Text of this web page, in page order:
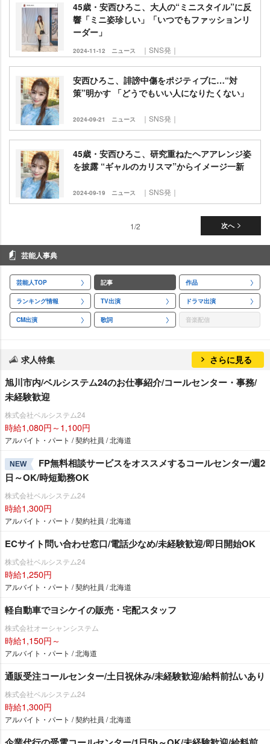
45歳・安西ひろこ、大人の“ミニスタイル”に反
響「ミニ姿珍しい」「いつでもファッションリ
ーダー」
2024-11-12 ニュース ｜SNS発｜
安西ひろこ、誹謗中傷をポジティブに…“対
策”明かす 「どうでもいい人になりたくない」
2024-09-21 ニュース ｜SNS発｜
45歳・安西ひろこ、研究重ねたヘアアレンジ姿
を披露 “ギャルのカリスマ”からイメージ一新
2024-09-19 ニュース ｜SNS発｜
次へ
1/2
芸能人事典
芸能人TOP 記事 作品
ランキング情報 TV出演 ドラマ出演
CM出演 歌詞 音楽配信
求人特集 さらに見る
旭川市内/ベルシステム24のお仕事紹介/コールセンター・事務/
未経験歓迎
株式会社ベルシステム24
時給1,080円～1,100円
アルバイト・パート / 契約社員 / 北海道
NEW
FP無料相談サービスをオススメするコールセンター/週2
日～OK/時短勤務OK
株式会社ベルシステム24
時給1,300円
アルバイト・パート / 契約社員 / 北海道
ECサイト問い合わせ窓口/電話少なめ/未経験歓迎/即日開始OK
株式会社ベルシステム24
時給1,250円
アルバイト・パート / 契約社員 / 北海道
軽自動車でヨシケイの販売・宅配スタッフ
株式会社オーシャンシステム
時給1,150円～
アルバイト・パート / 北海道
通販受注コールセンター/土日祝休み/未経験歓迎/給料前払いあり
株式会社ベルシステム24
時給1,300円
アルバイト・パート / 契約社員 / 北海道